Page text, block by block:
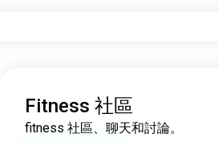
Fitness 社區
fitness 社區、聊天和討論。